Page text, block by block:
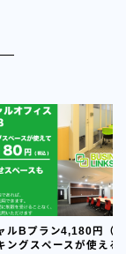
ルBプラン4,180円（
ングスペースが使える